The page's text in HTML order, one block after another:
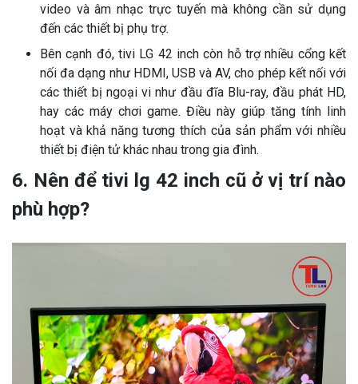
video và âm nhạc trực tuyến mà không cần sử dụng
đến các thiết bị phụ trợ.
Bên cạnh đó, tivi LG 42 inch còn hỗ trợ nhiều cổng kết
nối đa dạng như HDMI, USB và AV, cho phép kết nối với
các thiết bị ngoại vi như đầu đĩa Blu-ray, đầu phát HD,
hay các máy chơi game. Điều này giúp tăng tính linh
hoạt và khả năng tương thích của sản phẩm với nhiều
thiết bị điện tử khác nhau trong gia đình.
6. Nên để tivi lg 42 inch cũ ở vị trí nào
phù hợp?